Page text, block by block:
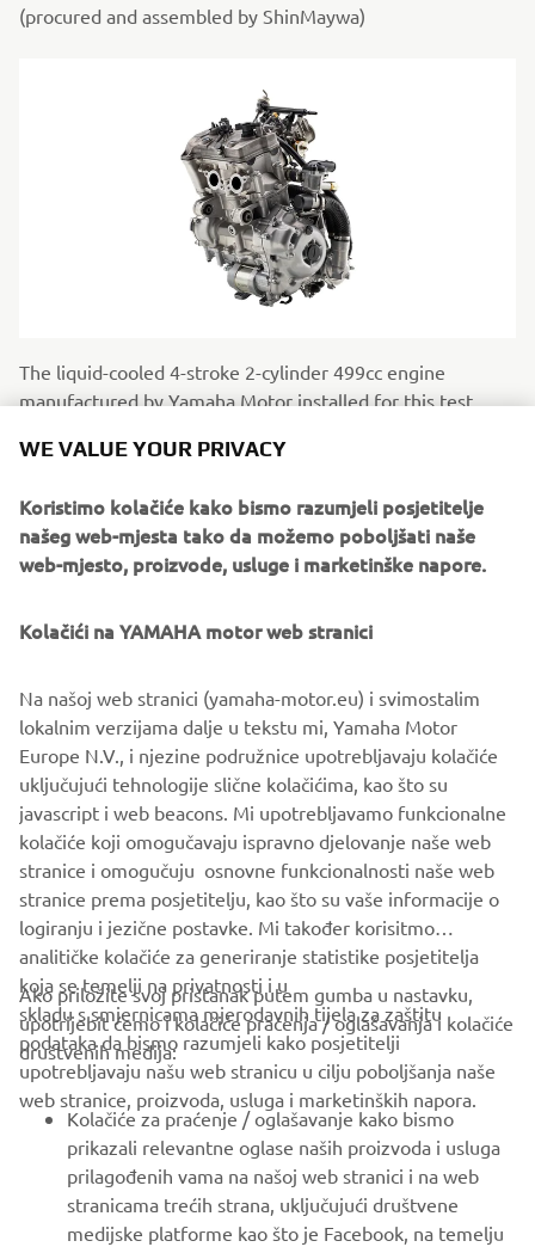
(procured and assembled by ShinMaywa)
The liquid-cooled 4-stroke 2-cylinder 499cc engine
manufactured by Yamaha Motor installed for this test
here
Watch the test flight video
Pročitajte više
CORPORATE
FOR BUSINESS
MORE YAMAHA
SUPPORT
WE VALUE YOUR PRIVACY
Koristimo kolačiće kako bismo razumjeli posjetitelje
našeg web-mjesta tako da možemo poboljšati naše
web-mjesto, proizvode, usluge i marketinške napore.
Kolačići na YAMAHA motor web stranici
Na našoj web stranici (yamaha-motor.eu) i svimostalim
lokalnim verzijama dalje u tekstu mi, Yamaha Motor
Europe N.V., i njezine podružnice upotrebljavaju kolačiće
uključujući tehnologije slične kolačićima, kao što su
javascript i web beacons. Mi upotrebljavamo funkcionalne
kolačiće koji omogučavaju ispravno djelovanje naše web
stranice i omogučuju osnovne funkcionalnosti naše web
stranice prema posjetitelju, kao što su vaše informacije o
logiranju i jezične postavke. Mi također korisitmo
analitičke kolačiće za generiranje statistike posjetitelja
koja se temelji na privatnosti i u
skladu s smjernicama mjerodavnih tijela za zaštitu
podataka da bismo razumjeli kako posjetitelji
upotrebljavaju našu web stranicu u cilju poboljšanja naše
web stranice, proizvoda, usluga i marketinških napora.
Ako priložite svoj pristanak putem gumba u nastavku,
upotrijebit ćemo i kolačiće praćenja / oglašavanja i kolačiće
društvenih medija:
Kolačiće za praćenje / oglašavanje kako bismo
prikazali relevantne oglase naših proizvoda i usluga
prilagođenih vama na našoj web stranici i na web
stranicama trećih strana, uključujući društvene
medijske platforme kao što je Facebook, na temelju